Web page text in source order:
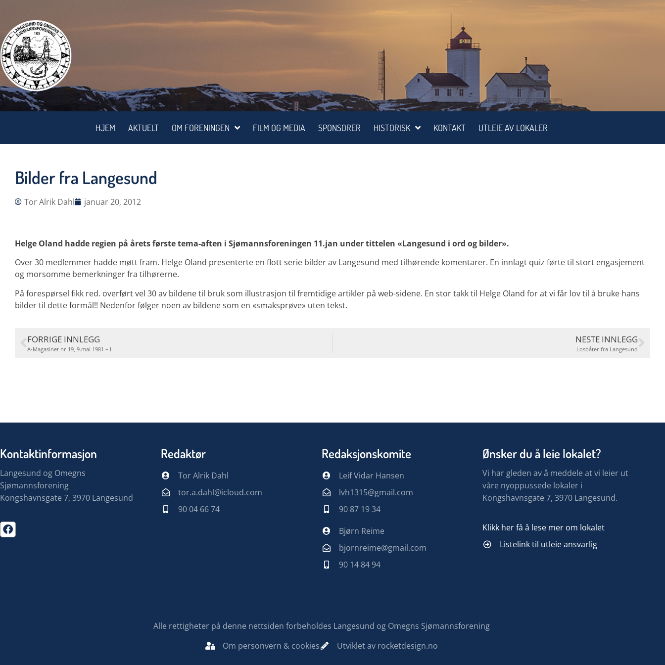
HJEM AKTUELT OM FORENINGEN FILM OG MEDIA SPONSORER HISTORISK KONTAKT UTLEIE AV LOKALER
Bilder fra Langesund
Tor Alrik Dahl januar 20, 2012
Helge Oland hadde regien på årets første tema-aften i Sjømannsforeningen 11.jan under tittelen «Langesund i ord og bilder».
Over 30 medlemmer hadde møtt fram. Helge Oland presenterte en flott serie bilder av Langesund med tilhørende komentarer. En innlagt quiz førte til stort engasjement
og morsomme bemerkninger fra tilhørerne.
På forespørsel fikk red. overført vel 30 av bildene til bruk som illustrasjon til fremtidige artikler på web-sidene. En stor takk til Helge Oland for at vi får lov til å bruke hans
bilder til dette formål!! Nedenfor følger noen av bildene som en «smaksprøve» uten tekst.
FORRIGE INNLEGG
A-Magasinet nr 19, 9.mai 1981 – I
NESTE INNLEGG
Losbåter fra Langesund
Kontaktinformasjon
Langesund og Omegns
Sjømannsforening
Kongshavnsgate 7, 3970 Langesund
Redaktør
Tor Alrik Dahl
tor.a.dahl@icloud.com
90 04 66 74
Redaksjonskomite
Leif Vidar Hansen
lvh1315@gmail.com
90 87 19 34
Bjørn Reime
bjornreime@gmail.com
90 14 84 94
Ønsker du å leie lokalet?
Vi har gleden av å meddele at vi leier ut
våre nyoppussede lokaler i
Kongshavnsgate 7, 3970 Langesund.
Klikk her få å lese mer om lokalet
Listelink til utleie ansvarlig
Alle rettigheter på denne nettsiden forbeholdes Langesund og Omegns Sjømannsforening
Om personvern & cookies
Utviklet av rocketdesign.no